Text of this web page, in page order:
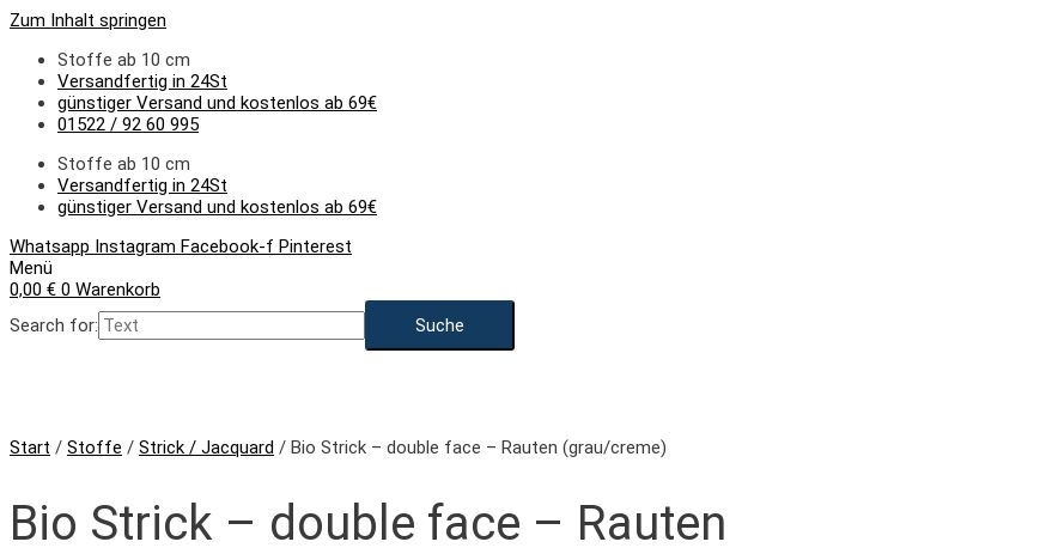
Zum Inhalt springen
Stoffe ab 10 cm
Versandfertig in 24St
günstiger Versand und kostenlos ab 69€
01522 / 92 60 995
Stoffe ab 10 cm
Versandfertig in 24St
günstiger Versand und kostenlos ab 69€
Whatsapp Instagram Facebook-f Pinterest
Menü
0,00 € 0 Warenkorb
Search for:
Start / Stoffe / Strick / Jacquard / Bio Strick – double face – Rauten (grau/creme)
Bio Strick – double face – Rauten